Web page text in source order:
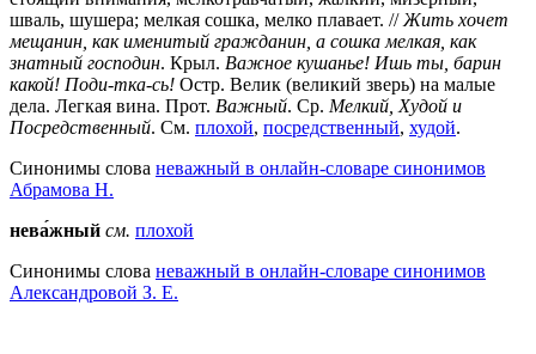
шваль, шушера; мелкая сошка, мелко плавает. //Жить хочет
мещанин, как именитый гражданин, а сошка мелкая, как
знатный господин. Крыл. Важное кушанье! Ишь ты, барин
какой! Поди-тка-сь! Остр. Велик (великий зверь) на малые
дела. Легкая вина. Прот. Важный. Ср. Мелкий, Худой и
Посредственный. См. плохой, посредственный, худой.
Синонимы слова неважный в онлайн-словаре синонимов
Абрамова Н.
нева́жный см. плохой
Синонимы слова неважный в онлайн-словаре синонимов
Александровой З. Е.